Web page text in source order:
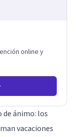
online y
de ánimo: los
vacaciones